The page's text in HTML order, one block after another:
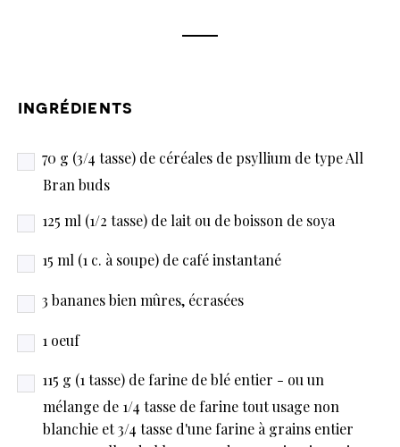
ingrédients
70 g (3/4 tasse) de céréales de psyllium de type All
Bran buds
125 ml (1/2 tasse) de lait ou de boisson de soya
15 ml (1 c. à soupe) de café instantané
3 bananes bien mûres, écrasées
1 oeuf
115 g (1 tasse) de farine de blé entier - ou un
mélange de 1/4 tasse de farine tout usage non
blanchie et 3/4 tasse d'une farine à grains entier